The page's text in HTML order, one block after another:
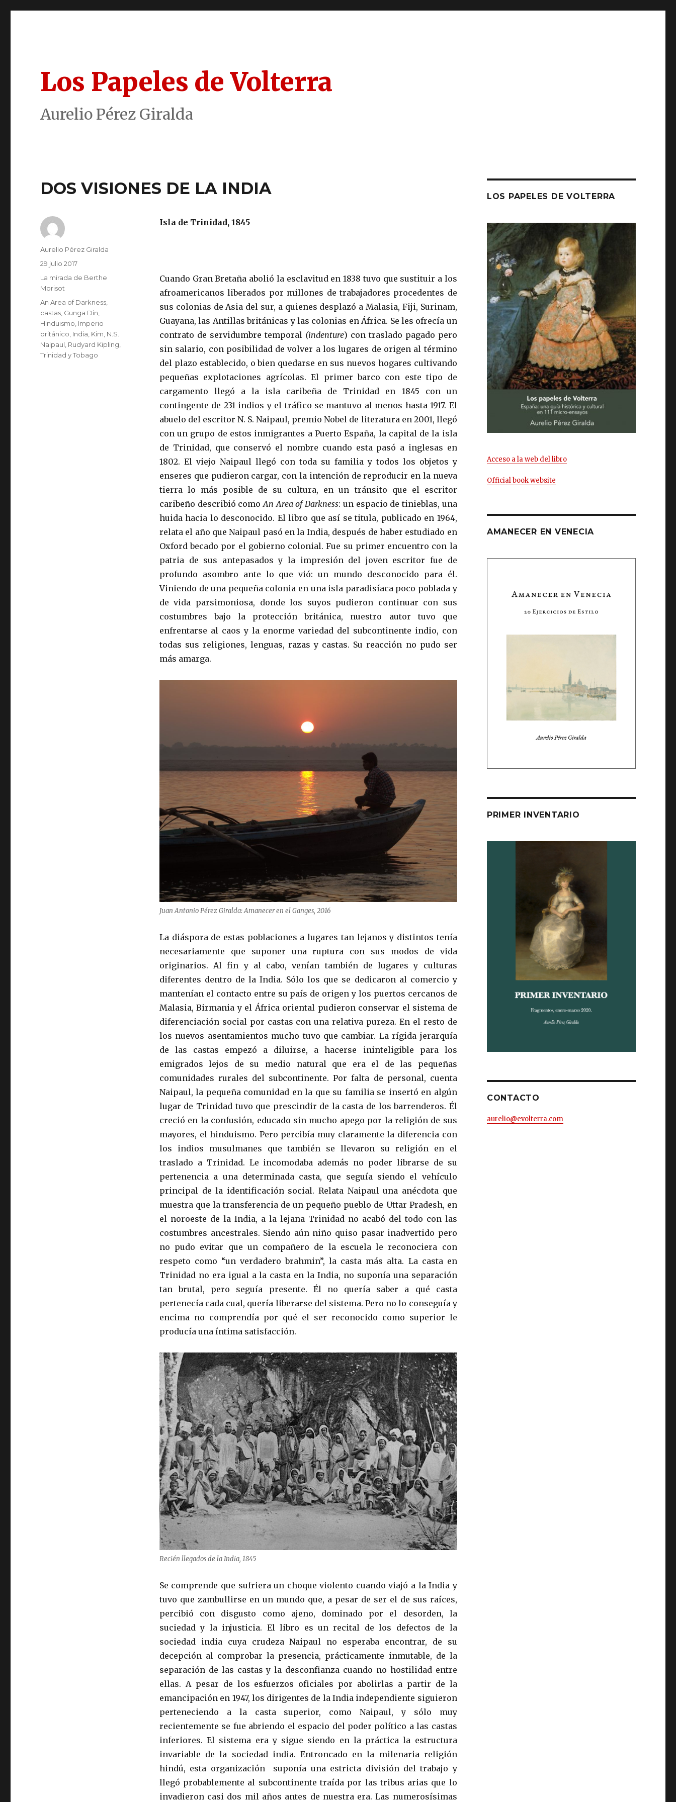
Los Papeles de Volterra
Aurelio Pérez Giralda
DOS VISIONES DE LA INDIA
Isla de Trinidad, 1845
Cuando Gran Bretaña abolió la esclavitud en 1838 tuvo que sustituir a los
afroamericanos liberados por millones de trabajadores procedentes de
sus colonias de Asia del sur, a quienes desplazó a Malasia, Fiji, Surinam,
Guayana, las Antillas británicas y las colonias en África. Se les ofrecía un
contrato de servidumbre temporal (indenture) con traslado pagado pero
sin salario, con posibilidad de volver a los lugares de origen al término
del plazo establecido, o bien quedarse en sus nuevos hogares cultivando
pequeñas explotaciones agrícolas. El primer barco con este tipo de
cargamento llegó a la isla caribeña de Trinidad en 1845 con un
contingente de 231 indios y el tráfico se mantuvo al menos hasta 1917. El
abuelo del escritor N. S. Naipaul, premio Nobel de literatura en 2001, llegó
con un grupo de estos inmigrantes a Puerto España, la capital de la isla
de Trinidad, que conservó el nombre cuando esta pasó a inglesas en
1802. El viejo Naipaul llegó con toda su familia y todos los objetos y
enseres que pudieron cargar, con la intención de reproducir en la nueva
tierra lo más posible de su cultura, en un tránsito que el escritor
caribeño describió comoAn Area of Darkness: un espacio de tinieblas, una
huida hacia lo desconocido. El libro que así se titula, publicado en 1964,
relata el año que Naipaul pasó en la India, después de haber estudiado en
Oxford becado por el gobierno colonial. Fue su primer encuentro con la
patria de sus antepasados y la impresión del joven escritor fue de
profundo asombro ante lo que vió: un mundo desconocido para él.
Viniendo de una pequeña colonia en una isla paradisíaca poco poblada y
de vida parsimoniosa, donde los suyos pudieron continuar con sus
costumbres bajo la protección británica, nuestro autor tuvo que
enfrentarse al caos y la enorme variedad del subcontinente indio, con
todas sus religiones, lenguas, razas y castas. Su reacción no pudo ser
más amarga.
Juan Antonio Pérez Giralda: Amanecer en el Ganges, 2016
La diáspora de estas poblaciones a lugares tan lejanos y distintos tenía
necesariamente que suponer una ruptura con sus modos de vida
originarios. Al fin y al cabo, venían también de lugares y culturas
diferentes dentro de la India. Sólo los que se dedicaron al comercio y
mantenían el contacto entre su país de origen y los puertos cercanos de
Malasia, Birmania y el África oriental pudieron conservar el sistema de
diferenciación social por castas con una relativa pureza. En el resto de
los nuevos asentamientos mucho tuvo que cambiar. La rígida jerarquía
de las castas empezó a diluirse, a hacerse ininteligible para los
emigrados lejos de su medio natural que era el de las pequeñas
comunidades rurales del subcontinente. Por falta de personal, cuenta
Naipaul, la pequeña comunidad en la que su familia se insertó en algún
lugar de Trinidad tuvo que prescindir de la casta de los barrenderos. Él
creció en la confusión, educado sin mucho apego por la religión de sus
mayores, el hinduismo. Pero percibía muy claramente la diferencia con
los indios musulmanes que también se llevaron su religión en el
traslado a Trinidad. Le incomodaba además no poder librarse de su
pertenencia a una determinada casta, que seguía siendo el vehículo
principal de la identificación social. Relata Naipaul una anécdota que
muestra que la transferencia de un pequeño pueblo de Uttar Pradesh, en
el noroeste de la India, a la lejana Trinidad no acabó del todo con las
costumbres ancestrales. Siendo aún niño quiso pasar inadvertido pero
no pudo evitar que un compañero de la escuela le reconociera con
respeto como “un verdadero brahmin”, la casta más alta. La casta en
Trinidad no era igual a la casta en la India, no suponía una separación
tan brutal, pero seguía presente. Él no quería saber a qué casta
pertenecía cada cual, quería liberarse del sistema. Pero no lo conseguía y
encima no comprendía por qué el ser reconocido como superior le
producía una íntima satisfacción.
Recién llegados de la India, 1845
Se comprende que sufriera un choque violento cuando viajó a la India y
tuvo que zambullirse en un mundo que, a pesar de ser el de sus raíces,
percibió con disgusto como ajeno, dominado por el desorden, la
suciedad y la injusticia. El libro es un recital de los defectos de la
sociedad india cuya crudeza Naipaul no esperaba encontrar, de su
decepción al comprobar la presencia, prácticamente inmutable, de la
separación de las castas y la desconfianza cuando no hostilidad entre
ellas. A pesar de los esfuerzos oficiales por abolirlas a partir de la
emancipación en 1947, los dirigentes de la India independiente siguieron
perteneciendo a la casta superior, como Naipaul, y sólo muy
recientemente se fue abriendo el espacio del poder político a las castas
inferiores. El sistema era y sigue siendo en la práctica la estructura
invariable de la sociedad india. Entroncado en la milenaria religión
hindú, esta organización suponía una estricta división del trabajo y
llegó probablemente al subcontinente traída por las tribus arias que lo
invadieron casi dos mil años antes de nuestra era. Las numerosísimas
Autor
Aurelio Pérez Giralda
Publicado
29 julio 2017
Categorías
La mirada de Berthe
Morisot
Etiquetas
An Area of Darkness
castas Gunga Din
Hinduismo Imperio
británico India Kim N.S.
Naipaul Rudyard Kipling
Trinidad y Tobago
LOS PAPELES DE VOLTERRA
Acceso a la web del libro
Official book website
AMANECER EN VENECIA
PRIMER INVENTARIO
CONTACTO
aurelio@evolterra.com